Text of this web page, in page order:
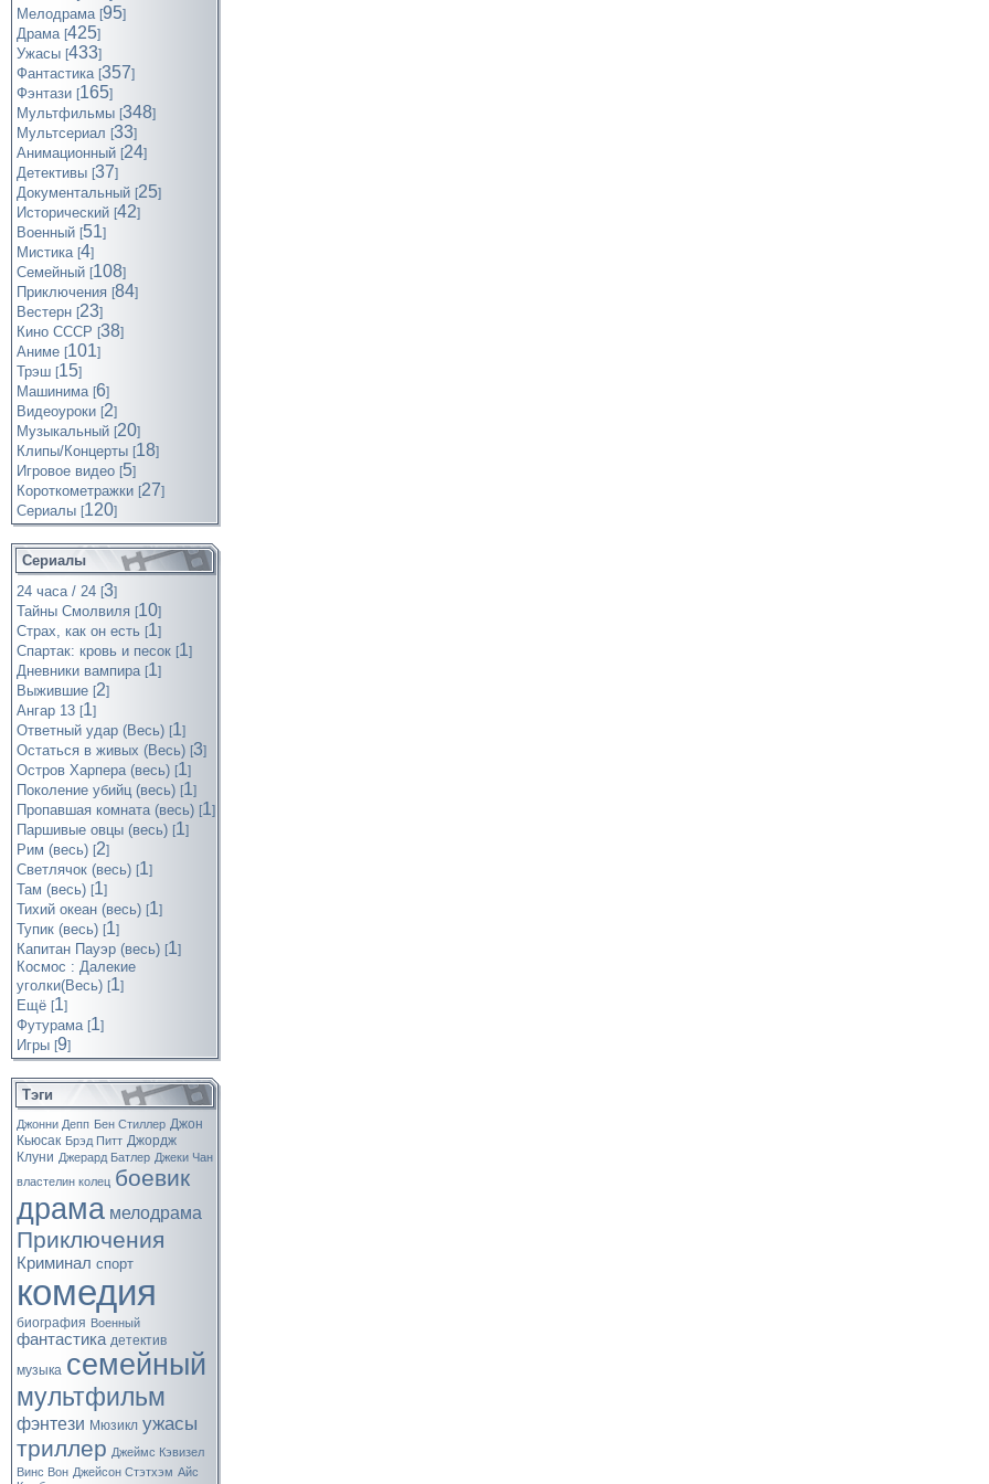
Мелодрама [95]
Драма [425]
Ужасы [433]
Фантастика [357]
Фэнтази [165]
Мультфильмы [348]
Мультсериал [33]
Анимационный [24]
Детективы [37]
Документальный [25]
Исторический [42]
Военный [51]
Мистика [4]
Семейный [108]
Приключения [84]
Вестерн [23]
Кино СССР [38]
Аниме [101]
Трэш [15]
Машинима [6]
Видеоуроки [2]
Музыкальный [20]
Клипы/Концерты [18]
Игровое видео [5]
Короткометражки [27]
Cериалы [120]
Сериалы
24 часа / 24 [3]
Тайны Смолвиля [10]
Страх, как он есть [1]
Спартак: кровь и песок [1]
Дневники вампира [1]
Выжившие [2]
Ангар 13 [1]
Ответный удар (Весь) [1]
Остаться в живых (Весь) [3]
Остров Харпера (весь) [1]
Поколение убийц (весь) [1]
Пропавшая комната (весь) [1]
Паршивые овцы (весь) [1]
Рим (весь) [2]
Светлячок (весь) [1]
Там (весь) [1]
Тихий океан (весь) [1]
Тупик (весь) [1]
Капитан Пауэр (весь) [1]
Космос : Далекие
уголки(Весь) [1]
Ещё [1]
Футурама [1]
Игры [9]
Тэги
Джонни Депп Бен Стиллер Джон
Кьюсак Брэд Питт Джордж
Клуни Джерард Батлер Джеки Чан
властелин колец боевик
драма мелодрама
Приключения
Криминал спорт
комедия
биография Военный
фантастика детектив
музыка семейный
мультфильм
фэнтези Мюзикл ужасы
триллер Джеймс Кэвизел
Винс Вон Джейсон Стэтхэм Айс